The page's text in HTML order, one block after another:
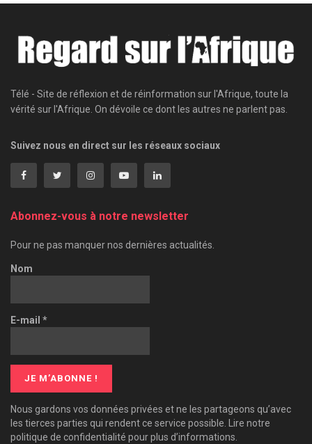
Télé - Site de réflexion et de réinformation sur l'Afrique, toute la
vérité sur l'Afrique. On dévoile ce dont les autres ne parlent pas.
Suivez nous en direct sur les réseaux sociaux
Abonnez-vous à notre newsletter
Pour ne pas manquer nos dernières actualités.
Nom
E-mail *
Nous gardons vos données privées et ne les partageons qu’avec
les tierces parties qui rendent ce service possible. Lire notre
politique de confidentialité pour plus d’informations.